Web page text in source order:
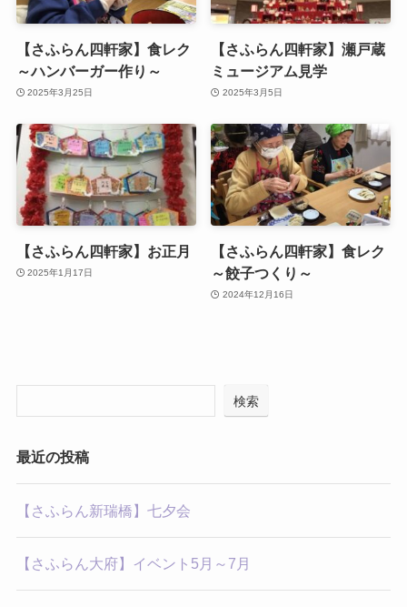
【さふらん四軒家】食レク
～ハンバーガー作り～
2025年3月25日
【さふらん四軒家】瀬戸蔵
ミュージアム見学
2025年3月5日
【さふらん四軒家】お正月
2025年1月17日
【さふらん四軒家】食レク
～餃子つくり～
2024年12月16日
検索
最近の投稿
【さふらん新瑞橋】七夕会
【さふらん大府】イベント5月～7月